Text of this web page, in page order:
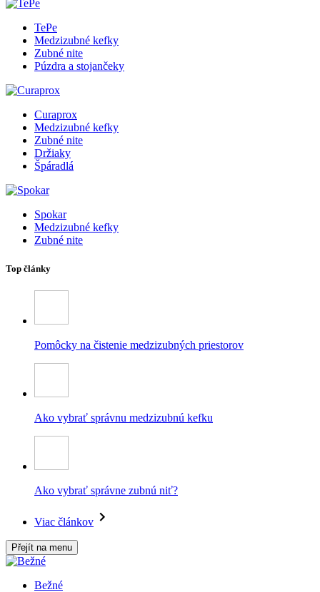
TePe
Medzizubné kefky
Zubné nite
Púzdra a stojančeky
Curaprox
Medzizubné kefky
Zubné nite
Držiaky
Špáradlá
Spokar
Medzizubné kefky
Zubné nite
Top články
Pomôcky na čistenie medzizubných priestorov
Ako vybrať správnu medzizubnú kefku
Ako vybrať správne zubnú niť?
Viac článkov
Přejít na menu
Bežné